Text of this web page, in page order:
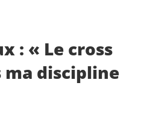
: « Le cross
discipline